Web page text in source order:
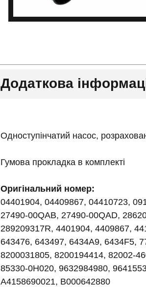
Додаткова
Одноступінчатий насос,
Гумова прокладка в комплекті
Оригінальний номер:
04401904, 04409867, 04410723,
27490-00QAB, 27490-00QAD,
289209317R, 4401904, 4409867,
643476, 643497, 6434A9, 6434F5,
8200031805, 8200194414, 82002-
85330-0H020, 9632984980,
A4158690021, B000642880